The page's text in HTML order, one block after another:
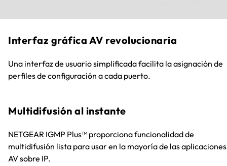
Interfaz gráfica AV revolucionaria
Una interfaz de usuario simplificada facilita la asignación de
perfiles de configuración a cada puerto.
Multidifusión al instante
NETGEAR IGMP Plus™ proporciona funcionalidad de
multidifusión lista para usar en la mayoría de las aplicaciones
AV sobre IP.